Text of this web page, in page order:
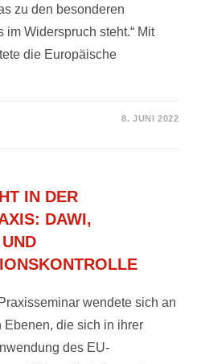
zu den besonderen
im Widerspruch steht.“ Mit
die Europäische
B
V
D
U
8. JUNI 2022
IN DER
DAWI,
wendete sich an
Ebenen, die sich in ihrer
des EU-